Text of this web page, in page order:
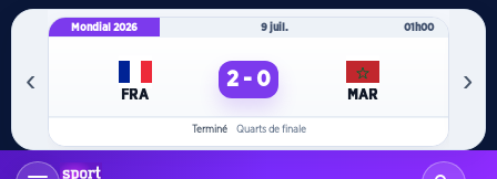
‹
Mondial 2026 9 juil. 01h00
FRA
2 - 0
MAR
Terminé Quarts de finale
›
ACCUEIL